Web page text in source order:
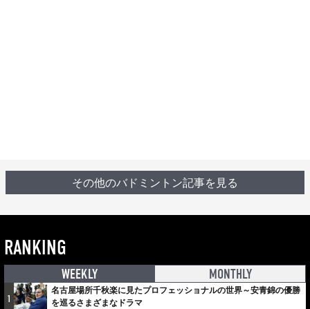
その他のバドミントン記事を見る
RANKING
WEEKLY MONTHLY
1
名古屋場所千秋楽に見たプロフェッショナルの世界～安青錦の優勝
を巡るさまざまなドラマ